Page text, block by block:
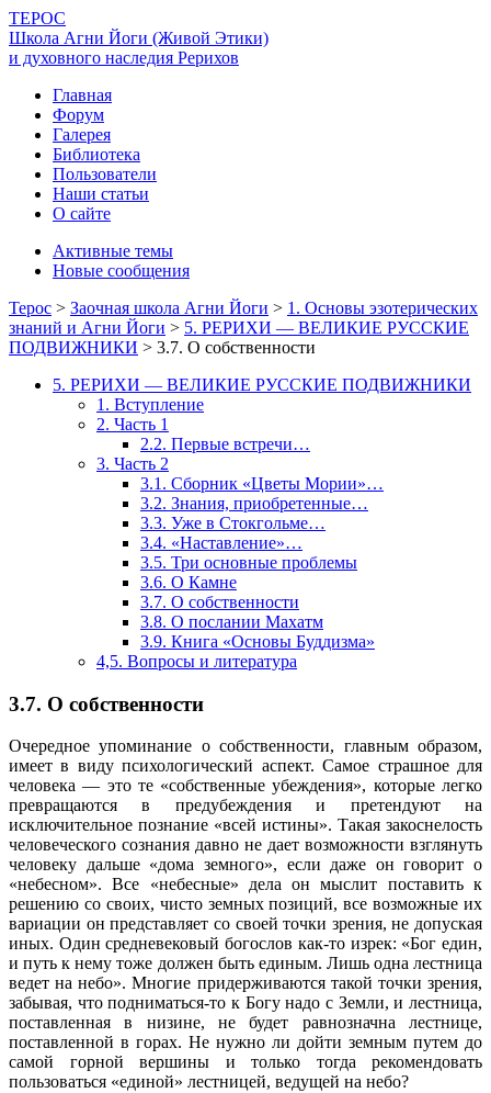
ТЕРОС
Школа Агни Йоги (Живой Этики)
и духовного наследия Рерихов
Главная
Форум
Галерея
Библиотека
Пользователи
Наши статьи
О сайте
Активные темы
Новые сообщения
Терос > Заочная школа Агни Йоги > 1. Основы эзотерических
знаний и Агни Йоги > 5. РЕРИХИ — ВЕЛИКИЕ РУССКИЕ
ПОДВИЖНИКИ > 3.7. О собственности
5. РЕРИХИ — ВЕЛИКИЕ РУССКИЕ ПОДВИЖНИКИ
1. Вступление
2. Часть 1
2.2. Первые встречи…
3. Часть 2
3.1. Сборник «Цветы Мории»…
3.2. Знания, приобретенные…
3.3. Уже в Стокгольме…
3.4. «Наставление»…
3.5. Три основные проблемы
3.6. О Камне
3.7. О собственности
3.8. О послании Махатм
3.9. Книга «Основы Буддизма»
4,5. Вопросы и литература
3.7. О собственности
Очередное упоминание о собственности, главным образом,
имеет в виду психологический аспект. Самое страшное для
человека — это те «собственные убеждения», которые легко
превращаются в предубеждения и претендуют на
исключительное познание «всей истины». Такая закоснелость
человеческого сознания давно не дает возможности взглянуть
человеку дальше «дома земного», если даже он говорит о
«небесном». Все «небесные» дела он мыслит поставить к
решению со своих, чисто земных позиций, все возможные их
вариации он представляет со своей точки зрения, не допуская
иных. Один средневековый богослов как-то изрек: «Бог един,
и путь к нему тоже должен быть единым. Лишь одна лестница
ведет на небо». Многие придерживаются такой точки зрения,
забывая, что подниматься-то к Богу надо с Земли, и лестница,
поставленная в низине, не будет равнозначна лестнице,
поставленной в горах. Не нужно ли дойти земным путем до
самой горной вершины и только тогда рекомендовать
пользоваться «единой» лестницей, ведущей на небо?